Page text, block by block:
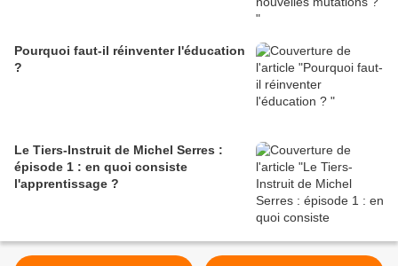
Pourquoi faut-il réinventer l'éducation
?
Le Tiers-Instruit de Michel Serres :
épisode 1 : en quoi consiste
l'apprentissage ?